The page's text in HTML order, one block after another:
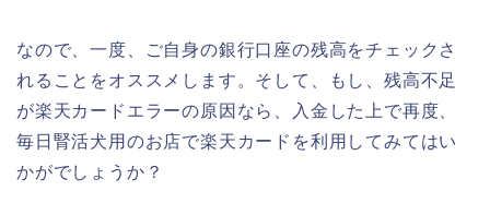
なので、一度、ご自身の銀行口座の残高をチェックさ
れることをオススメします。そして、もし、残高不足
が楽天カードエラーの原因なら、入金した上で再度、
毎日腎活犬用のお店で楽天カードを利用してみてはい
かがでしょうか？